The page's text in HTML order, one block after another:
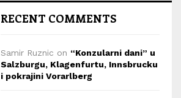
RECENT COMMENTS
Samir Ruznic on “Konzularni dani” u
Salzburgu, Klagenfurtu, Innsbrucku
i pokrajini Vorarlberg